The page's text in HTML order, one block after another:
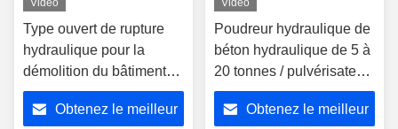
Vidéo
Type ouvert de rupture
hydraulique pour la
démolition du bâtiment
CAT excavateur de
rupture de pierre
Obtenez le meilleur
Vidéo
Poudreur hydraulique de
béton hydraulique de 5 à
20 tonnes / pulvérisateur
rotatif pour EX130
PC120 ZX130
Obtenez le meilleur